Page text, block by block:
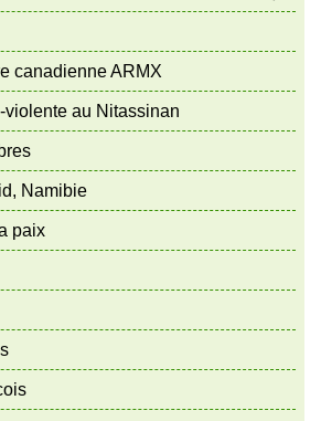
canadienne ARMX
violente au Nitassinan
Namibie
paix